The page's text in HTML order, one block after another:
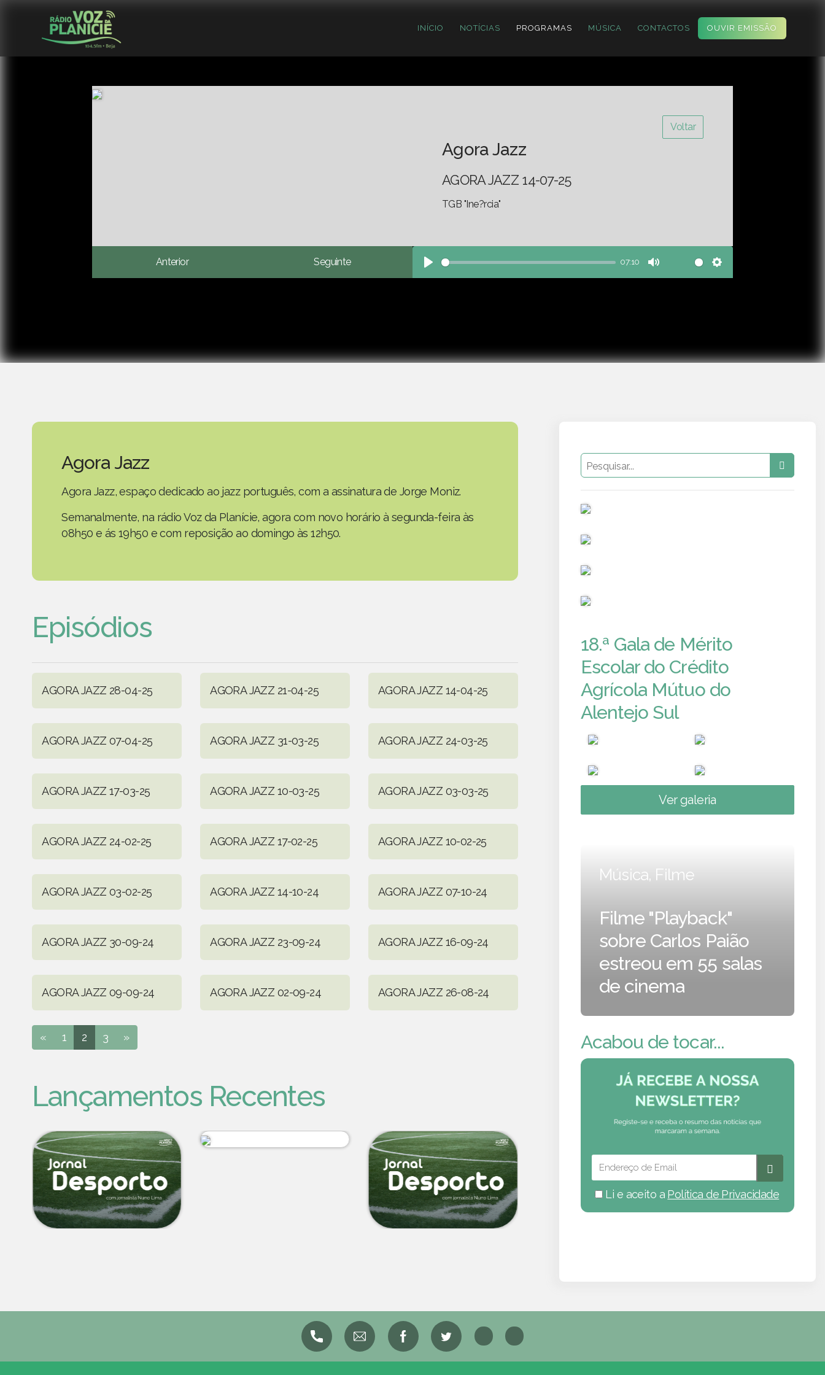
INÍCIO NOTÍCIAS PROGRAMAS MÚSICA CONTACTOS OUVIR EMISSÃO
Voltar
Agora Jazz
AGORA JAZZ 14-07-25
TGB "Ine?rcia"
Anterior Seguinte
Play
07:10
Mute Settings
Agora Jazz
Agora Jazz, espaço dedicado ao jazz português, com a assinatura de Jorge Moniz.
Semanalmente, na rádio Voz da Planície, agora com novo horário à segunda-feira às
08h50 e ás 19h50 e com reposição ao domingo às 12h50.
Episódios
AGORA JAZZ 28-04-25 AGORA JAZZ 21-04-25 AGORA JAZZ 14-04-25
AGORA JAZZ 07-04-25 AGORA JAZZ 31-03-25 AGORA JAZZ 24-03-25
AGORA JAZZ 17-03-25 AGORA JAZZ 10-03-25 AGORA JAZZ 03-03-25
AGORA JAZZ 24-02-25 AGORA JAZZ 17-02-25 AGORA JAZZ 10-02-25
AGORA JAZZ 03-02-25 AGORA JAZZ 14-10-24 AGORA JAZZ 07-10-24
AGORA JAZZ 30-09-24 AGORA JAZZ 23-09-24 AGORA JAZZ 16-09-24
AGORA JAZZ 09-09-24 AGORA JAZZ 02-09-24 AGORA JAZZ 26-08-24
« 1 2 3 »
Lançamentos Recentes
18.ª Gala de Mérito
Escolar do Crédito
Agrícola Mútuo do
Alentejo Sul
Ver galeria
Música, Filme
Filme "Playback"
sobre Carlos Paião
estreou em 55 salas
de cinema
Acabou de tocar...
Li e aceito a Política de Privacidade